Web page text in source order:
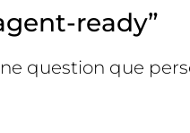
ready”
question que